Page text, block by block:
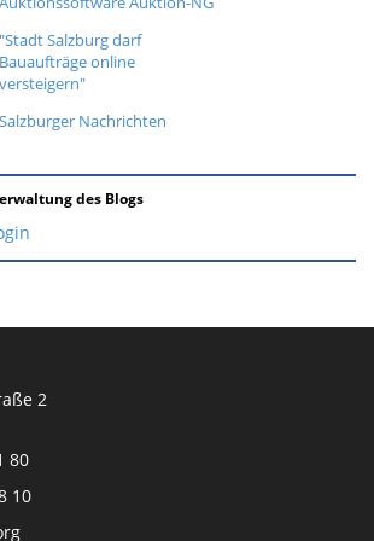
"Stadt Salzburg darf
Bauaufträge online
versteigern"
Salzburger Nachrichten
des Blogs
2
80
10